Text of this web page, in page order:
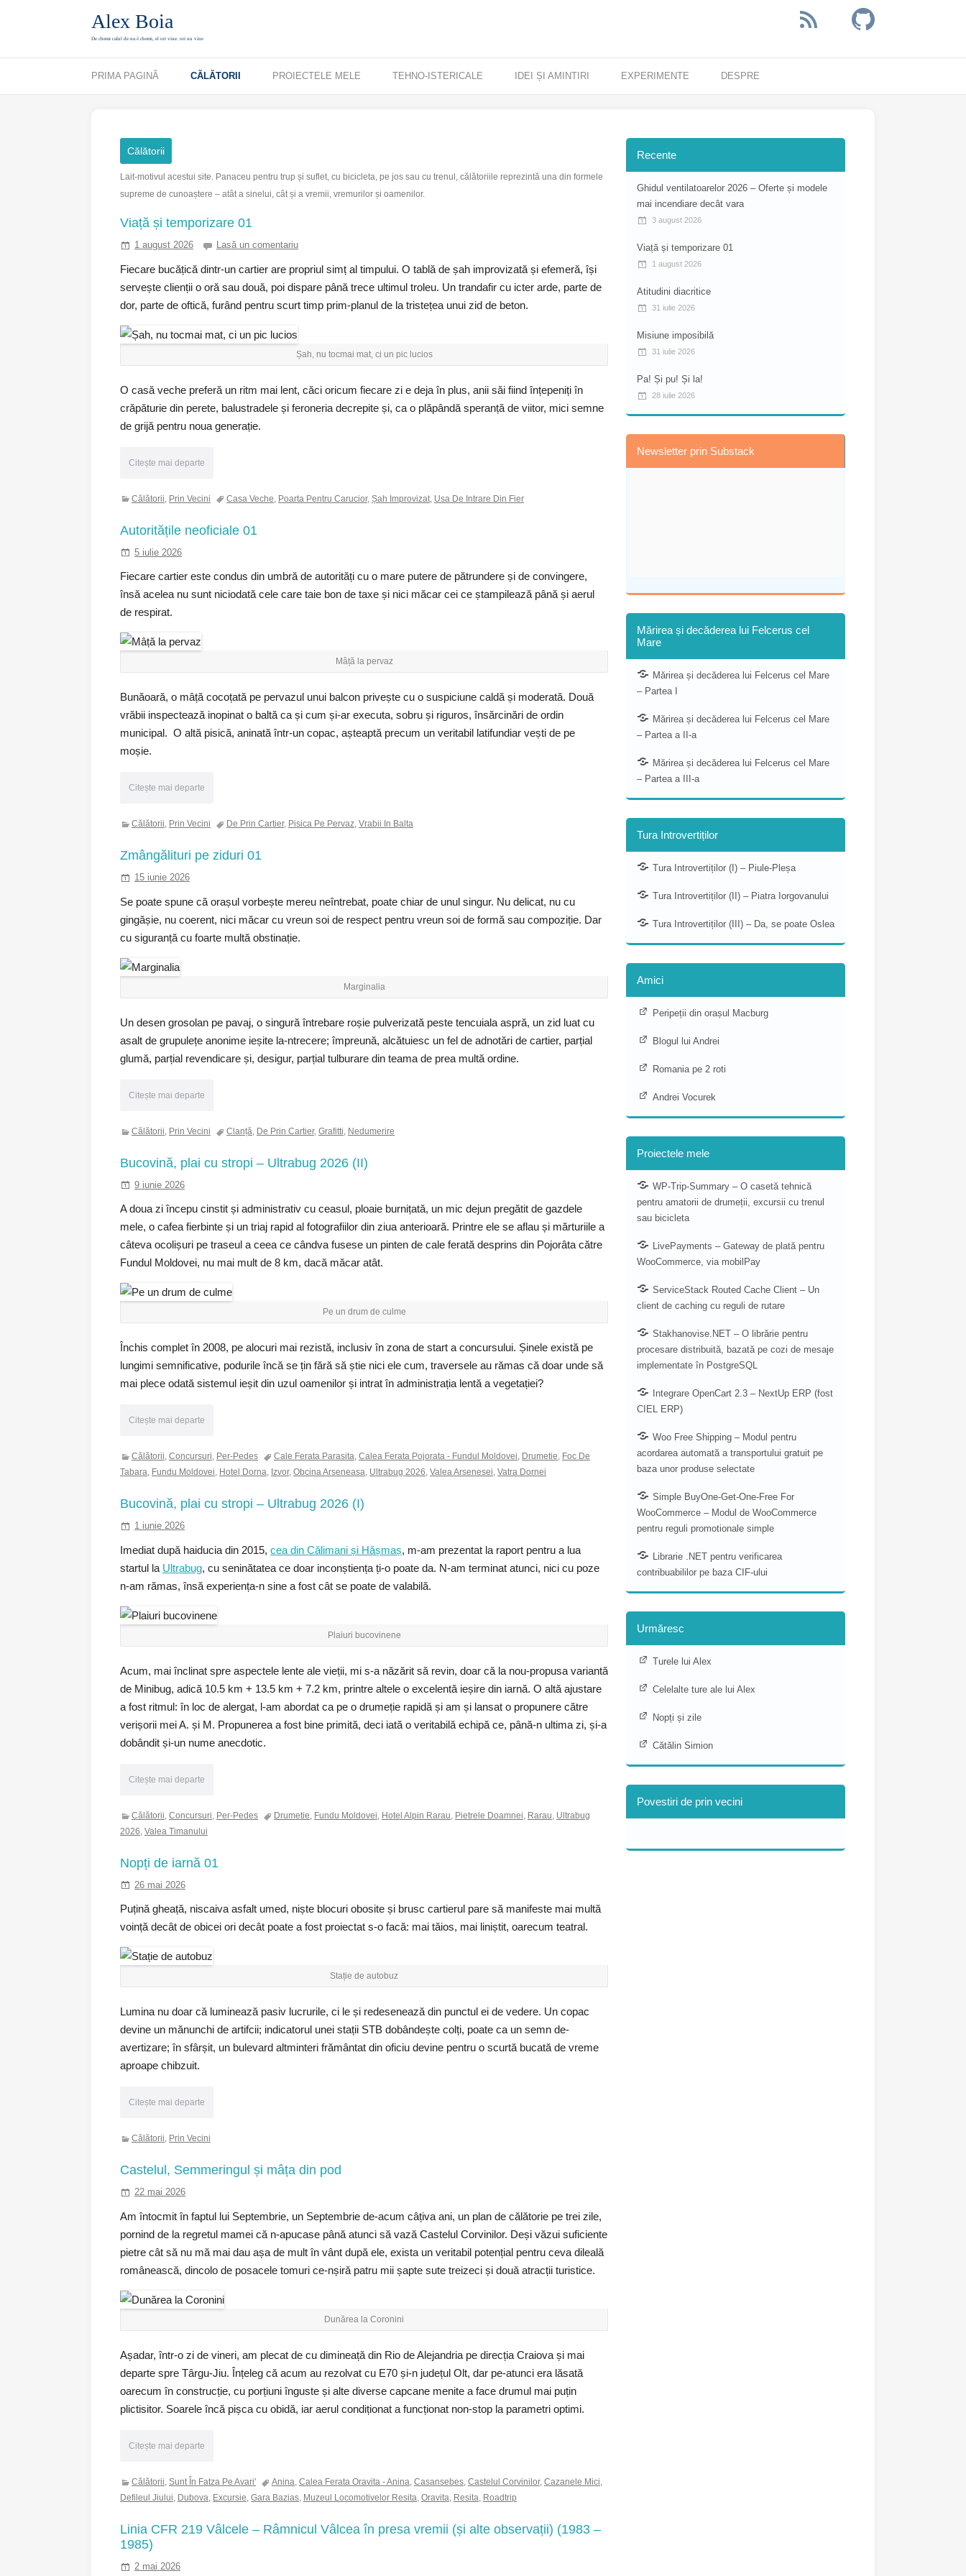
Alex Boia
De chemi calul de nu-l chemi, el ori vine. ori nu vine
PRIMA PAGINĂ CĂLĂTORII PROIECTELE MELE TEHNO-ISTERICALE IDEI ȘI AMINTIRI EXPERIMENTE DESPRE
Călătorii
Lait-motivul acestui site. Panaceu pentru trup și suflet, cu bicicleta, pe jos sau cu trenul, călătoriile reprezintă una din formele
supreme de cunoaștere – atât a sinelui, cât și a vremii, vremurilor și oamenilor.
Viață și temporizare 01
1 august 2026 Lasă un comentariu
Fiecare bucățică dintr-un cartier are propriul simț al timpului. O tablă de șah improvizată și efemeră, își
servește clienții o oră sau două, poi dispare până trece ultimul troleu. Un trandafir cu icter arde, parte de
dor, parte de oftică, furând pentru scurt timp prim-planul de la tristețea unui zid de beton.
Șah, nu tocmai mat, ci un pic lucios
O casă veche preferă un ritm mai lent, căci oricum fiecare zi e deja în plus, anii săi fiind înțepeniți în
crăpăturie din perete, balustradele și feroneria decrepite și, ca o plăpândă speranță de viitor, mici semne
de grijă pentru noua generație.
Citește mai departe
Călătorii Prin Vecini Casa Veche Poarta Pentru Carucior, Șah Improvizat Usa De Intrare Din Fier
Autoritățile neoficiale 01
5 iulie 2026
Fiecare cartier este condus din umbră de autorități cu o mare putere de pătrundere și de convingere,
însă acelea nu sunt niciodată cele care taie bon de taxe și nici măcar cei ce ștampilează până și aerul
de respirat.
Mâță la pervaz
Bunăoară, o mâță cocoțată pe pervazul unui balcon privește cu o suspiciune caldă și moderată. Două
vrăbii inspectează inopinat o baltă ca și cum și-ar executa, sobru și riguros, însărcinări de ordin
municipal. O altă pisică, aninată într-un copac, așteaptă precum un veritabil latifundiar vești de pe
moșie.
Citește mai departe
Călătorii, Prin Vecini De Prin Cartier, Pisica Pe Pervaz, Vrabii In Balta
Zmângălituri pe ziduri 01
15 iunie 2026
Se poate spune că orașul vorbește mereu neîntrebat, poate chiar de unul singur. Nu delicat, nu cu
gingășie, nu coerent, nici măcar cu vreun soi de respect pentru vreun soi de formă sau compoziție. Dar
cu siguranță cu foarte multă obstinație.
Marginalia
Un desen grosolan pe pavaj, o singură întrebare roșie pulverizată peste tencuiala aspră, un zid luat cu
asalt de grupulețe anonime ieșite la-ntrecere; împreună, alcătuiesc un fel de adnotări de cartier, parțial
glumă, parțial revendicare și, desigur, parțial tulburare din teama de prea multă ordine.
Citește mai departe
Călătorii Prin Vecini Clanță De Prin Cartier, Grafitti Nedumerire
Bucovină, plai cu stropi – Ultrabug 2026 (II)
9 iunie 2026
A doua zi începu cinstit și administrativ cu ceasul, ploaie burnițată, un mic dejun pregătit de gazdele
mele, o cafea fierbinte și un triaj rapid al fotografiilor din ziua anterioară. Printre ele se aflau și mărturiile a
câteva ocolișuri pe traseul a ceea ce cândva fusese un pinten de cale ferată desprins din Pojorâta către
Fundul Moldovei, nu mai mult de 8 km, dacă măcar atât.
Pe un drum de culme
Închis complet în 2008, pe alocuri mai rezistă, inclusiv în zona de start a concursului. Șinele există pe
lungimi semnificative, podurile încă se țin fără să știe nici ele cum, traversele au rămas că doar unde să
mai plece odată sistemul ieșit din uzul oamenilor și intrat în administrația lentă a vegetației?
Citește mai departe
Călătorii, Concursuri, Per-Pedes Cale Ferata Parasita, Calea Ferata Pojorata - Fundul Moldovei, Drumetie, Foc De
Tabara, Fundu Moldovei, Hotel Dorna, Izvor, Obcina Arseneasa, Ultrabug 2026, Valea Arsenesei, Vatra Dornei
Bucovină, plai cu stropi – Ultrabug 2026 (I)
1 iunie 2026
Imediat după haiducia din 2015, cea din Călimani și Hășmaș, m-am prezentat la raport pentru a lua
startul la Ultrabug, cu seninătatea ce doar inconștiența ți-o poate da. N-am terminat atunci, nici cu poze
n-am rămas, însă experiența-n sine a fost cât se poate de valabilă.
Plaiuri bucovinene
Acum, mai înclinat spre aspectele lente ale vieții, mi s-a năzărit să revin, doar că la nou-propusa variantă
de Minibug, adică 10.5 km + 13.5 km + 7.2 km, printre altele o excelentă ieșire din iarnă. O altă ajustare
a fost ritmul: în loc de alergat, l-am abordat ca pe o drumeție rapidă și am și lansat o propunere către
verișorii mei A. și M. Propunerea a fost bine primită, deci iată o veritabilă echipă ce, până-n ultima zi, și-a
dobândit și-un nume anecdotic.
Citește mai departe
Călătorii, Concursuri, Per-Pedes Drumetie, Fundu Moldovei, Hotel Alpin Rarau, Pietrele Doamnei, Rarau, Ultrabug
2026, Valea Timanului
Nopți de iarnă 01
26 mai 2026
Puțină gheață, niscaiva asfalt umed, niște blocuri obosite și brusc cartierul pare să manifeste mai multă
voință decât de obicei ori decât poate a fost proiectat s-o facă: mai tăios, mai liniștit, oarecum teatral.
Stație de autobuz
Lumina nu doar că luminează pasiv lucrurile, ci le și redesenează din punctul ei de vedere. Un copac
devine un mănunchi de artifcii; indicatorul unei stații STB dobândește colți, poate ca un semn de-
avertizare; în sfârșit, un bulevard altminteri frământat din oficiu devine pentru o scurtă bucată de vreme
aproape chibzuit.
Citește mai departe
Călătorii, Prin Vecini
Castelul, Semmeringul și mâța din pod
22 mai 2026
Am întocmit în faptul lui Septembrie, un Septembrie de-acum câțiva ani, un plan de călătorie pe trei zile,
pornind de la regretul mamei că n-apucase până atunci să vază Castelul Corvinilor. Deși văzui suficiente
pietre cât să nu mă mai dau așa de mult în vânt după ele, exista un veritabil potențial pentru ceva dileală
românească, dincolo de posacele tomuri ce-nșiră patru mii șapte sute treizeci și două atracții turistice.
Dunărea la Coronini
Așadar, într-o zi de vineri, am plecat de cu dimineață din Rio de Alejandria pe direcția Craiova și mai
departe spre Târgu-Jiu. Înțeleg că acum au rezolvat cu E70 și-n județul Olt, dar pe-atunci era lăsată
oarecum în construcție, cu porțiuni înguste și alte diverse capcane menite a face drumul mai puțin
plictisitor. Soarele încă pișca cu obidă, iar aerul condiționat a funcționat non-stop la parametri optimi.
Citește mai departe
Călătorii, Sunt În Fatza Pe Avari' Anina, Calea Ferata Oravita - Anina, Casansebes, Castelul Corvinilor, Cazanele Mici,
Defileul Jiului, Dubova, Excursie, Gara Bazias, Muzeul Locomotivelor Resita, Oravita, Resita, Roadtrip
Linia CFR 219 Vâlcele – Râmnicul Vâlcea în presa vremii (și alte observații) (1983 –
1985)
2 mai 2026
Recente
Ghidul ventilatoarelor 2026 – Oferte și modele
mai incendiare decât vara
3 august 2026
Viață și temporizare 01
1 august 2026
Atitudini diacritice
31 iulie 2026
Misiune imposibilă
31 iulie 2026
Pa! Și pu! Și la!
28 iulie 2026
Newsletter prin Substack
Mărirea și decăderea lui Felcerus cel
Mare
Mărirea și decăderea lui Felcerus cel Mare
– Partea I
Mărirea și decăderea lui Felcerus cel Mare
– Partea a II-a
Mărirea și decăderea lui Felcerus cel Mare
– Partea a III-a
Tura Introvertiților
Tura Introvertiților (I) – Piule-Pleșa
Tura Introvertiților (II) – Piatra Iorgovanului
Tura Introvertiților (III) – Da, se poate Oslea
Amici
Peripeții din orașul Macburg
Blogul lui Andrei
Romania pe 2 roti
Andrei Vocurek
Proiectele mele
WP-Trip-Summary – O casetă tehnică
pentru amatorii de drumeții, excursii cu trenul
sau bicicleta
LivePayments – Gateway de plată pentru
WooCommerce, via mobilPay
ServiceStack Routed Cache Client – Un
client de caching cu reguli de rutare
Stakhanovise.NET – O librărie pentru
procesare distribuită, bazată pe cozi de mesaje
implementate în PostgreSQL
Integrare OpenCart 2.3 – NextUp ERP (fost
CIEL ERP)
Woo Free Shipping – Modul pentru
acordarea automată a transportului gratuit pe
baza unor produse selectate
Simple BuyOne-Get-One-Free For
WooCommerce – Modul de WooCommerce
pentru reguli promotionale simple
Librarie .NET pentru verificarea
contribuabililor pe baza CIF-ului
Urmăresc
Turele lui Alex
Celelalte ture ale lui Alex
Nopți și zile
Cătălin Simion
Povestiri de prin vecini